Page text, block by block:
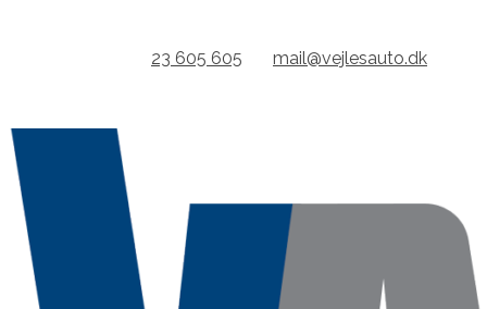
23 605 605
mail@vejlesauto.dk